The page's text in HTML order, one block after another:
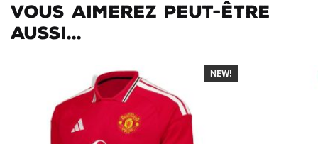
Vous aimerez peut-être
aussi...
-40%
NEW!